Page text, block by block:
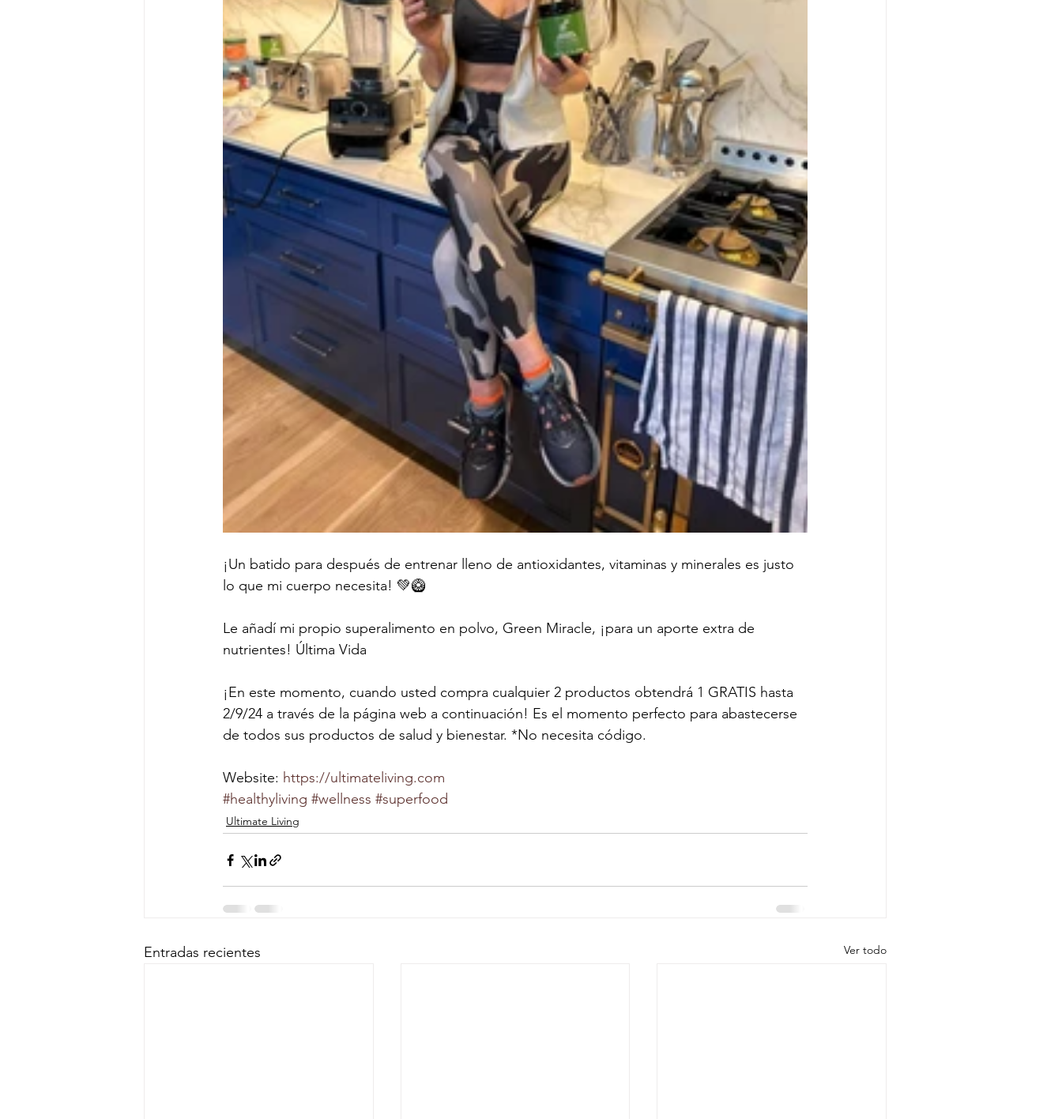
¡Un batido para después de entrenar lleno de antioxidantes, vitaminas y minerales es justo
lo que mi cuerpo necesita! 💚🥝
Le añadí mi propio superalimento en polvo, Green Miracle, ¡para un aporte extra de
nutrientes! Última Vida
¡En este momento, cuando usted compra cualquier 2 productos obtendrá 1 GRATIS hasta
2/9/24 a través de la página web a continuación! Es el momento perfecto para abastecerse
de todos sus productos de salud y bienestar. *No necesita código.
Website: https://ultimateliving.com
#healthyliving #wellness #superfood
Ultimate Living
Entradas recientes Ver todo